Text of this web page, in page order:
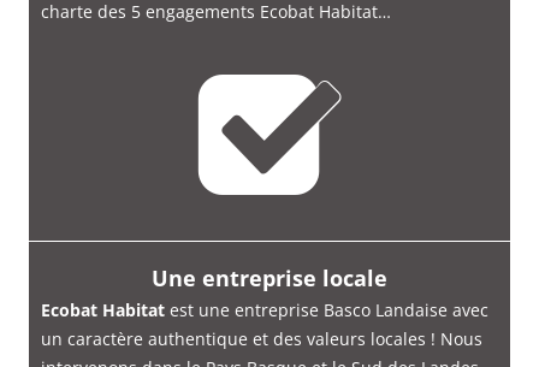
charte des 5 engagements Ecobat Habitat…
Une entreprise locale
Ecobat Habitat est une entreprise Basco Landaise avec
un caractère authentique et des valeurs locales ! Nous